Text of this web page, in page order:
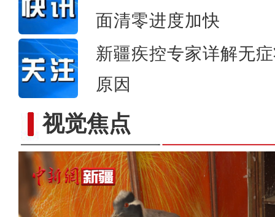
面清零进度加快
新疆疾控专家详解无
原因
视觉焦点新疆那拉提草原雪景宛